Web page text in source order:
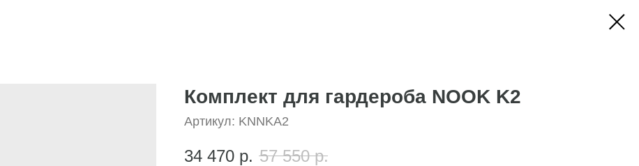
Комплект для гардероба NOOK K2
Артикул: KNNKA2
34 470 р. 57 550 р.